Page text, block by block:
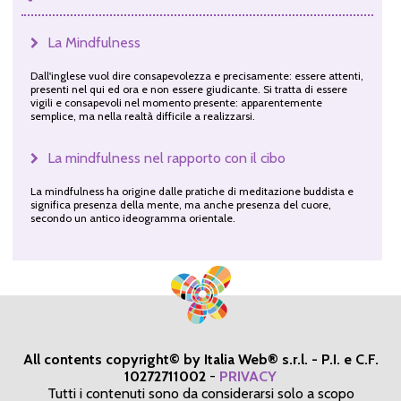
La Mindfulness
Dall'inglese vuol dire consapevolezza e precisamente: essere attenti,
presenti nel qui ed ora e non essere giudicante. Si tratta di essere
vigili e consapevoli nel momento presente: apparentemente
semplice, ma nella realtà difficile a realizzarsi.
La mindfulness nel rapporto con il cibo
La mindfulness ha origine dalle pratiche di meditazione buddista e
significa presenza della mente, ma anche presenza del cuore,
secondo un antico ideogramma orientale.
All contents copyright© by Italia Web® s.r.l. - P.I. e C.F.
10272711002 - PRIVACY
Tutti i contenuti sono da considerarsi solo a scopo